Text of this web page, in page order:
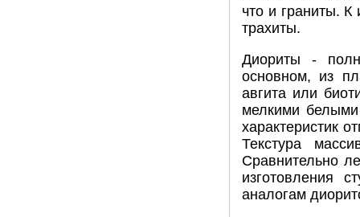
что и граниты.
трахиты.
Диориты -
основном, из
авгита или
мелкими
характеристик
Текстура
Сравнительно
изготовления
аналогам